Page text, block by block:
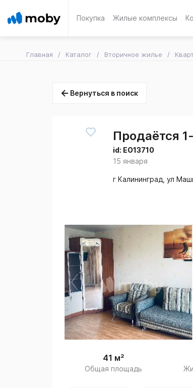
Покупка Жилые комплексы
Главная Каталог Вторичное жилье
Вернуться в поиск
Продаётся
id: EO13710
15 января
г Калининград, ул
41 м²
Общая площадь